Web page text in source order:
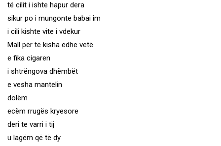
të cilit i ishte hapur dera
sikur po i mungonte babai im
i cili kishte vite i vdekur
Mall për të kisha edhe vetë
e fika cigaren
i shtrëngova dhëmbët
e vesha mantelin
dolëm
ecëm rrugës kryesore
deri te varri i tij
u lagëm që të dy